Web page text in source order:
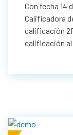
Con fecha 14
Calificadora
calificación
calificación al